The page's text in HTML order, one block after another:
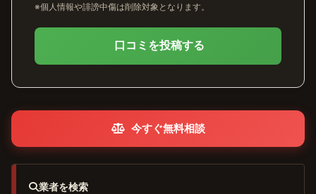
※個人情報や誹謗中傷は削除対象となります。
口コミを投稿する
今すぐ無料相談
業者を検索